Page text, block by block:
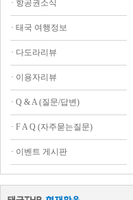
· 항공권소식
· 태국 여행정보
· 다도라리뷰
· 이용자리뷰
· Q & A (질문/답변)
· F A Q (자주묻는질문)
· 이벤트 게시판